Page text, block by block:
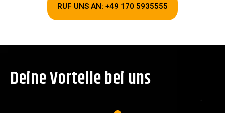
RUF UNS AN: +49 170 5935555
Deine Vorteile bei uns